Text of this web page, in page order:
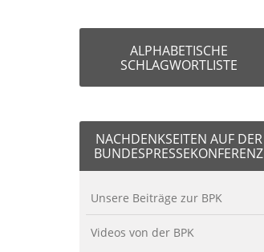
ALPHABETISCHE
SCHLAGWORTLISTE
NACHDENKSEITEN AUF DER
BUNDESPRESSEKONFERENZ
Unsere Beiträge zur BPK
Videos von der BPK